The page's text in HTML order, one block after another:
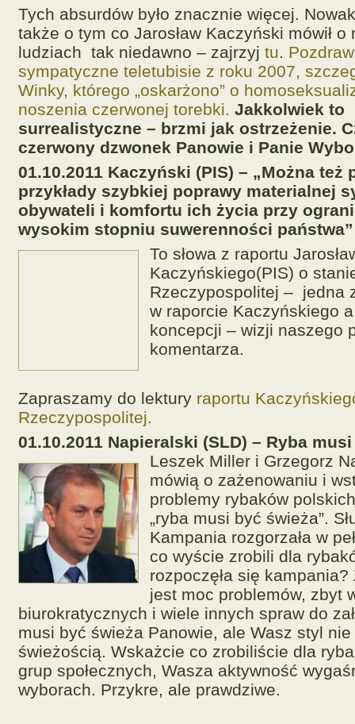
Tych absurdów było znacznie więcej.
także o tym co Jarosław Kaczyński mówił o
ludziach tak niedawno – zajrzyj tu.
sympatyczne teletubisie z roku 2007,
Winky, którego „oskarżono” o
noszenia czerwonej torebki. Jakkolwiek to
surrealistyczne – brzmi jak ostrzeżenie.
czerwony dzwonek Panowie i Panie
01.10.2011 Kaczyński (PIS) – „Można też
przykłady szybkiej poprawy materialnej
obywateli i komfortu ich życia przy
wysokim stopniu suwerenności państwa”
To słowa z raportu
Kaczyńskiego(PIS) o
Rzeczypospolitej – jedna
w raporcie Kaczyńskiego
koncepcji – wizji naszego
komentarza.
Zapraszamy do lektury raportu
Rzeczypospolitej.
01.10.2011 Napieralski (SLD) – Ryba
Leszek Miller i Grzegorz
mówią o zażenowaniu i
problemy rybaków
„ryba musi być świeża”.
Kampania rozgorzała w
co wyście zrobili dla
rozpoczęła się
jest moc problemów, zbyt
biurokratycznych i wiele innych spraw do
musi być świeża Panowie, ale Wasz styl
świeżością. Wskażcie co zrobiliście dla
grup społecznych, Wasza aktywność
wyborach. Przykre, ale prawdziwe.